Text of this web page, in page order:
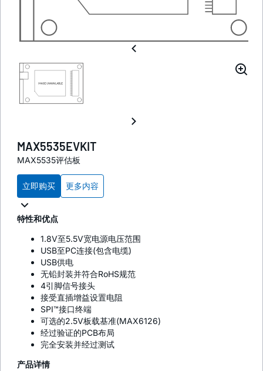
MAX5535EVKIT
MAX5535评估板
立即购买 更多内容
特性和优点
1.8V至5.5V宽电源电压范围
USB至PC连接(包含电缆)
USB供电
无铅封装并符合RoHS规范
4引脚信号接头
接受直插增益设置电阻
SPI™接口终端
可选的2.5V板载基准(MAX6126)
经过验证的PCB布局
完全安装并经过测试
产品详情